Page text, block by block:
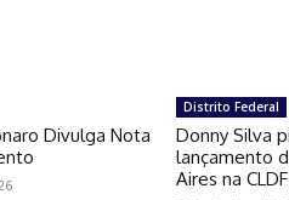
Divulga Nota
Distrito Federal
Donny Silva
lançamento
Aires na CLDF